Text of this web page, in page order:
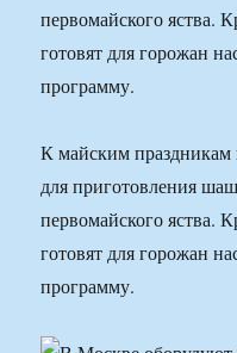
первомайского яства.
готовят для горожан
программу.
К майским праздникам
для приготовления
первомайского яства.
готовят для горожан
программу.